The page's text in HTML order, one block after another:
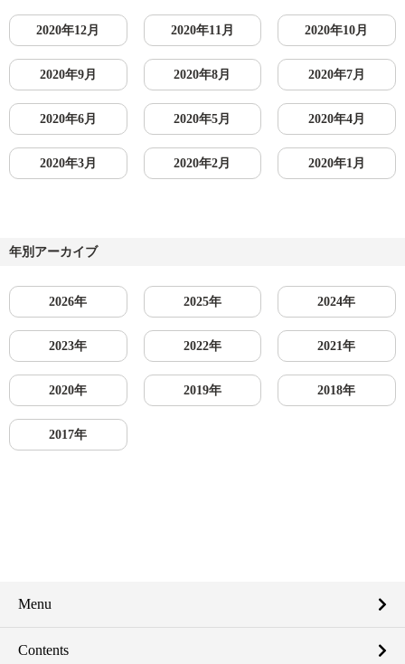
2020年12月 2020年11月 2020年10月
2020年9月 2020年8月 2020年7月
2020年6月 2020年5月 2020年4月
2020年3月 2020年2月 2020年1月
年別アーカイブ
2026年 2025年 2024年
2023年 2022年 2021年
2020年 2019年 2018年
2017年
Menu
Contents